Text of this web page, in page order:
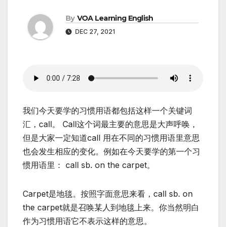
By VOA Learning English
DEC 27, 2021
我们今天要学的习惯用语都包括这样一个关键词
汇，call。 Call这个词最主要的意思是大声呼唤，
但是大家一定知道call 用在不同的习惯用语里意思
也会发生相应的变化。例如在今天要学的第一个习
惯用语里： call sb. on the carpet。
Carpet是地毯。按照字面意思来看，call sb. on
the carpet就是召唤某人到地毯上来。你当然明白
作为习惯用语它不表示这样的意思。